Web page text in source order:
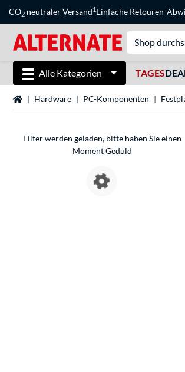
CO2 neutraler Versand1Einfache Retouren-
Alle Kategorien TAGES
StartseiteHardware PC-Komponenten
Filter werden geladen, bitte haben Sie einen
Moment Geduld